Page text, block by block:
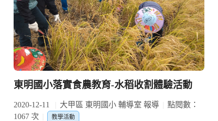
東明國小落實食農教育-水稻收割體驗活動
2020-12-11 大甲區 東明國小 輔導室 報導
點閱數：
1067 次
教學活動